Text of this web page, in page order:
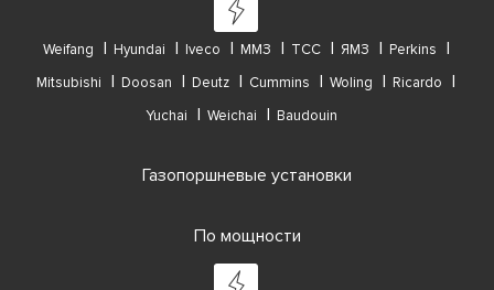
Weifang Hyundai Iveco ММЗ ТСС ЯМЗ
Perkins
Mitsubishi
Doosan Deutz Cummins Woling
Ricardo
Yuchai
Weichai Baudouin
Газопоршневые установки
По мощности